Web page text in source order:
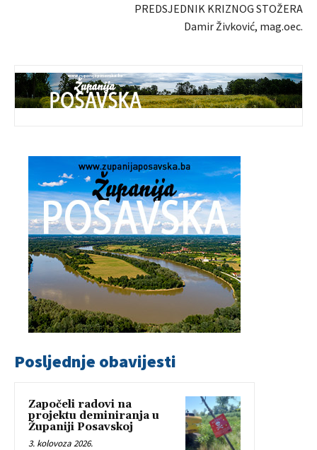
PREDSJEDNIK KRIZNOG STOŽERA
Damir Živković, mag.oec.
Posljednje obavijesti
Započeli radovi na
projektu deminiranja u
Županiji Posavskoj
3. kolovoza 2026.